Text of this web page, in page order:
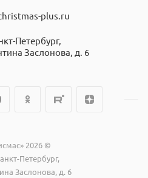
plus.ru
Петербург,
Заслонова, д. 6
2026 ©
Петербург,
Заслонова, д. 6